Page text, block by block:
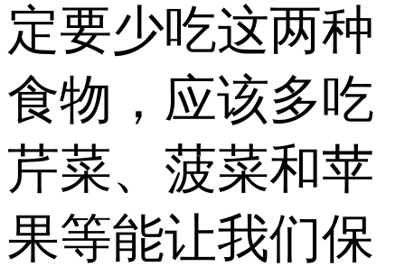
定要少吃这两种
食物，应该多吃
芹菜、菠菜和苹
果等能让我们保